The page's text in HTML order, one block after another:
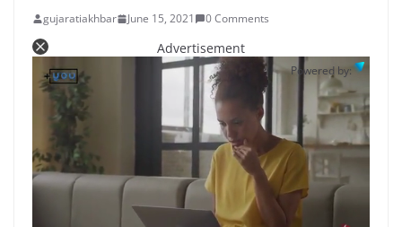
gujaratiakhbar June 15, 2021 0 Comments
Advertisement
Powered by: